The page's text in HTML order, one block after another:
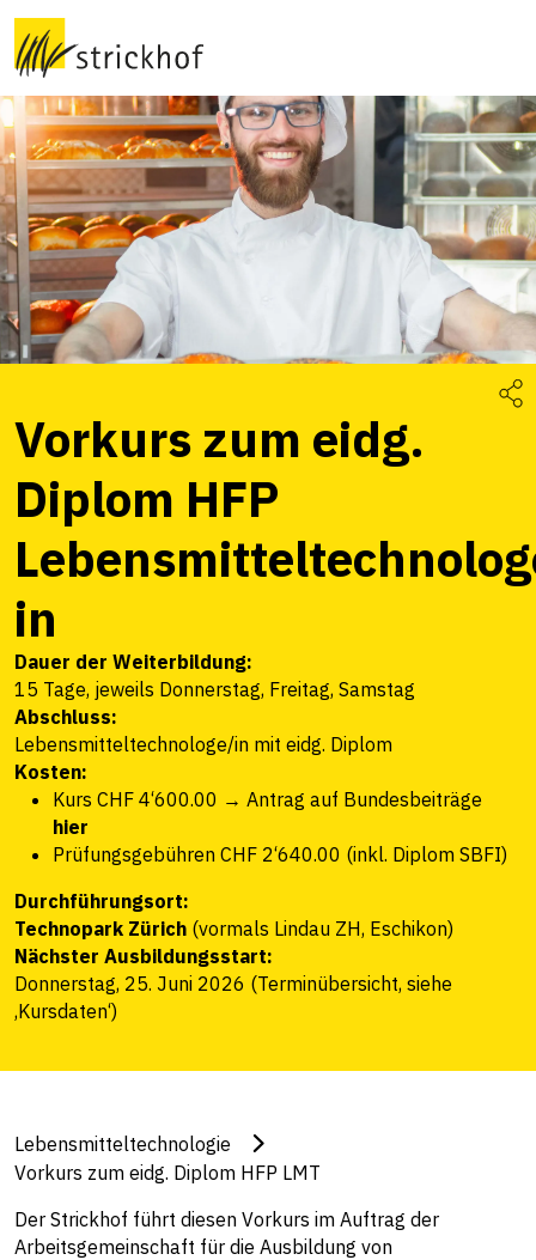
Vorkurs zum eidg.
Diplom HFP
in
Dauer der Weiterbildung:
15 Tage, jeweils Donnerstag, Freitag, Samstag
Abschluss:
Lebensmitteltechnologe/in mit eidg. Diplom
Kosten:
Kurs CHF 4‘600.00 → Antrag auf Bundesbeiträge
hier
Prüfungsgebühren CHF 2‘640.00 (inkl. Diplom SBFI)
Durchführungsort:
Technopark Zürich (vormals Lindau ZH, Eschikon)
Nächster Ausbildungsstart:
Donnerstag, 25. Juni 2026 (Terminübersicht, siehe
‚Kursdaten‘)
Lebensmitteltechnologie
Vorkurs zum eidg. Diplom HFP LMT
Der Strickhof führt diesen Vorkurs im Auftrag der
Arbeitsgemeinschaft für die Ausbildung von